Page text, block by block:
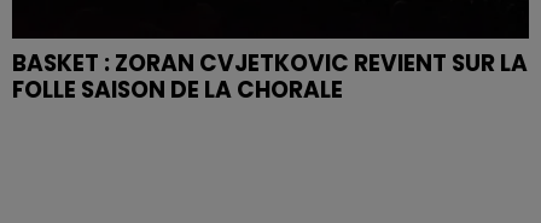
BASKET : ZORAN CVJETKOVIC REVIENT SUR LA
FOLLE SAISON DE LA CHORALE